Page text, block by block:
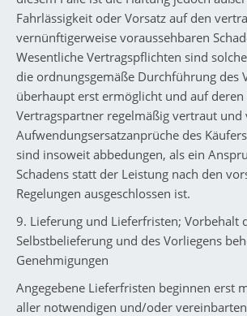
Fahrlässigkeit oder Vorsatz auf den
vernünftigerweise voraussehbaren
Wesentliche Vertragspflichten sind
die ordnungsgemäße Durchführung des
überhaupt erst ermöglicht und auf
Vertragspartner regelmäßig vertraut und
Aufwendungsersatzanprüche des
sind insoweit abbedungen, als ein
Schadens statt der Leistung nach den
Regelungen ausgeschlossen ist.
9. Lieferung und Lieferfristen; Vorbehalt
Selbstbelieferung und des Vorliegens
Genehmigungen
Angegebene Lieferfristen beginnen erst
aller notwendigen und/oder vereinbarten